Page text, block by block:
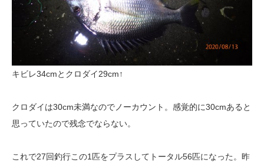
キビレ34cmとクロダイ29cm↑
クロダイは30cm未満なのでノーカウント。感覚的に30cmあると
思っていたので残念でならない。
これで27回釣行この1匹をプラスしてトータル56匹になった。昨